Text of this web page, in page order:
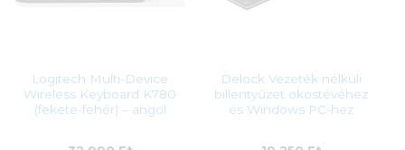
Logitech Multi-Device
Wireless Keyboard K780
(fekete-fehér) – angol
Delock Vezeték nélküli
billentyűzet okostévéhez
és Windows PC-hez